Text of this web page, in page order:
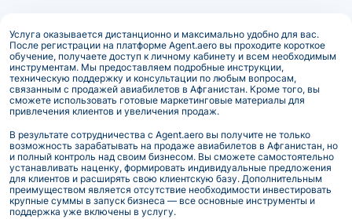
Услуга оказывается дистанционно и максимально удобно для вас.
После регистрации на платформе Agent.aero вы проходите короткое
обучение, получаете доступ к личному кабинету и всем необходимым
инструментам. Мы предоставляем подробные инструкции,
техническую поддержку и консультации по любым вопросам,
связанным с продажей авиабилетов в Афганистан. Кроме того, вы
сможете использовать готовые маркетинговые материалы для
привлечения клиентов и увеличения продаж.
В результате сотрудничества с Agent.aero вы получите не только
возможность зарабатывать на продаже авиабилетов в Афганистан, но
и полный контроль над своим бизнесом. Вы сможете самостоятельно
устанавливать наценку, формировать индивидуальные предложения
для клиентов и расширять свою клиентскую базу. Дополнительным
преимуществом является отсутствие необходимости инвестировать
крупные суммы в запуск бизнеса — все основные инструменты и
поддержка уже включены в услугу.